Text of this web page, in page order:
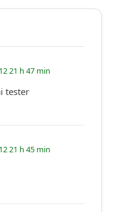
21 h 47 min
tester
21 h 45 min